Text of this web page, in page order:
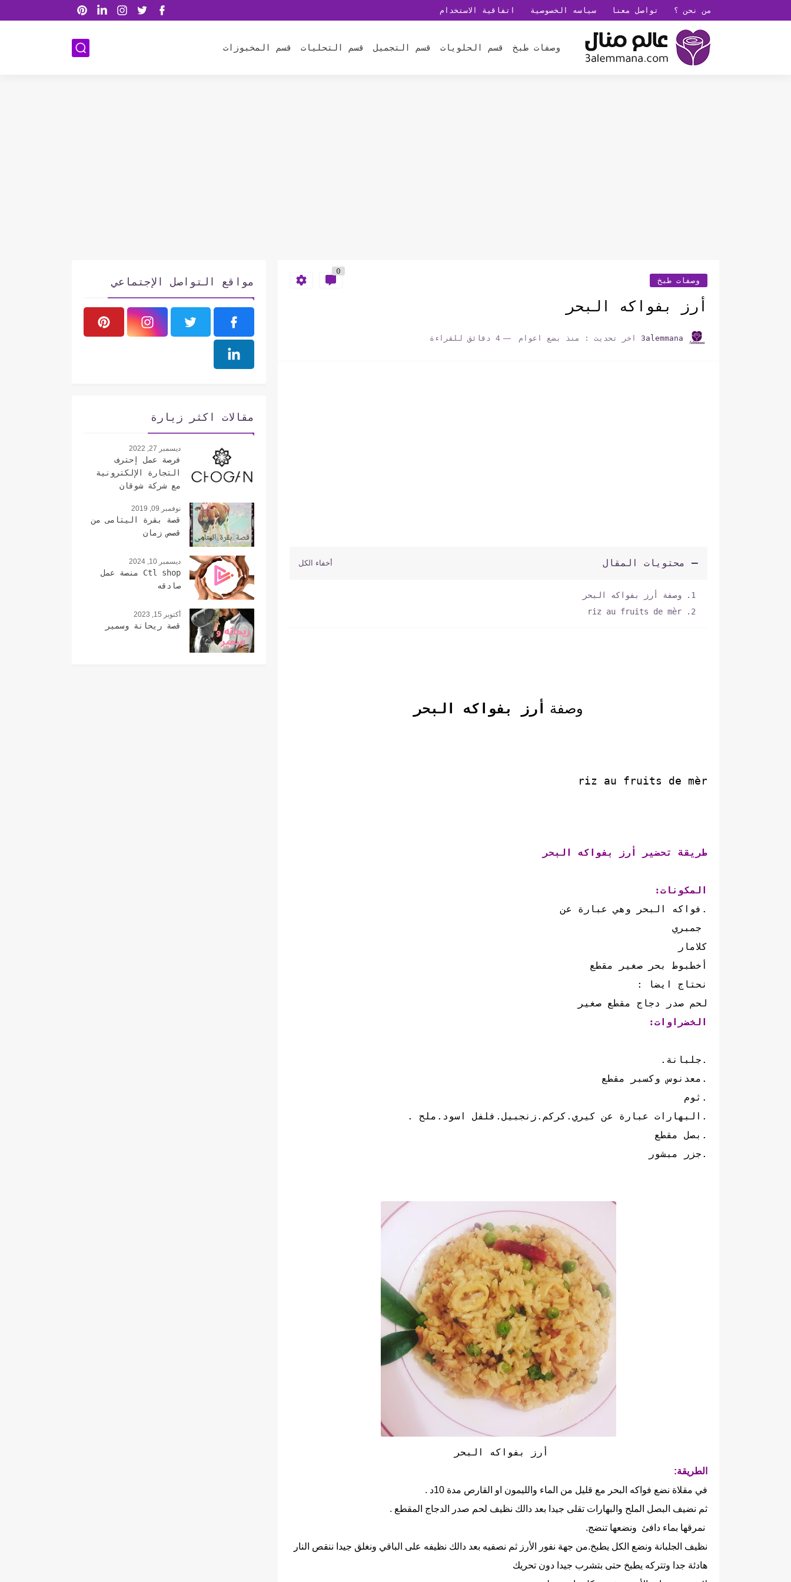
من نحن ؟ تواصل معنا سياسه الخصوصية اتفاقية الاستخدام
وصفات طبخ قسم الحلويات قسم التجميل قسم التحليات قسم المخبوزات
وصفات طبخ
0
أرز بفواكه البحر
3alemmana اخر تحديث : منذ بضع اعوام 4 دقائق للقراءة
محتويات المقال
وصفة أرز بفواكه البحر
riz au fruits de mèr
وصفة أرز بفواكه البحر
riz au fruits de mèr
طريقة تحضير أرز بفواكه البحر
المكونات:
.فواكه البحر وهي عبارة عن
جمبري
كلامار
أخطبوط بحر صغير مقطع
نحتاج ايضا :
لحم صدر دجاج مقطع صغير
الخضراوات:
.جلبانة.
.معدنوس وكسبر مقطع
.ثوم
.البهارات عبارة عن كيري.كركم.زنجبيل.فلفل اسود.ملح .
.بصل مقطع
.جزر مبشور
أرز بفواكه البحر
الطريقة:
في مقلاة نضع فواكه البحر مع قليل من الماء والليمون او القارص مدة 10د .
ثم نضيف البصل الملح والبهارات تقلى جيدا بعد دالك نظيف لحم صدر الدجاج المقطع .
نمرقها بماء دافئ ونضعها تنضج.
نظيف الجلبانة ونضع الكل يطبخ.من جهة نفور الأرز ثم نصفيه بعد دالك نظيفه على الباقي ونغلق جيدا ننقص النار
هادئة جدا وتتركه يطبخ حتى بتشرب جيدا دون تحريك
مواقع التواصل الإجتماعي
مقالات اكثر زيارة
ديسمبر 27, 2022
فرصة عمل إحترف
التجارة الإلكترونية
مع شركة شوقان
نوفمبر 09, 2019
قصة بقرة اليتامى من
قصص زمان
ديسمبر 10, 2024
Ctl shop منصة عمل
صادقه
أكتوبر 15, 2023
قصة ريحانة وسمير